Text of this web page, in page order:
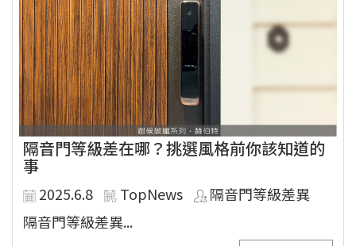
隔音門等級差在哪？挑選風格前你該知道的
事
2025.6.8 TopNews
隔音門等級差異
隔音門等級差異...